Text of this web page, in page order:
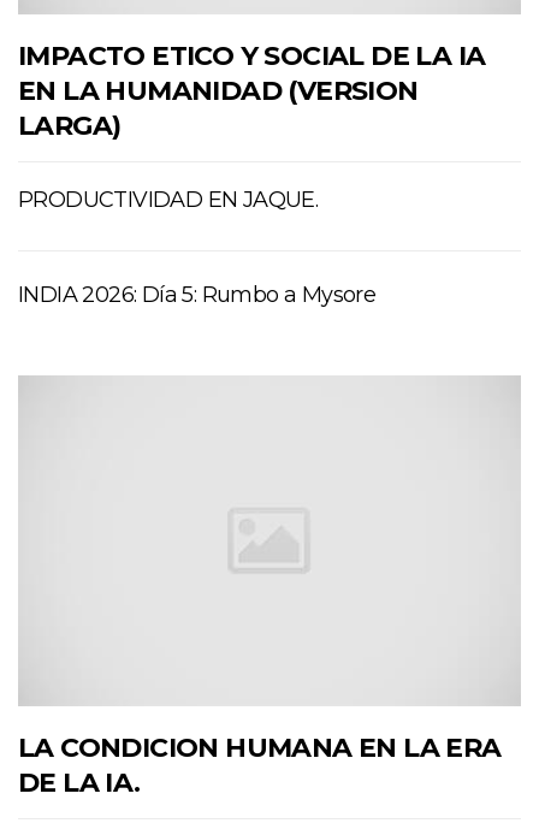
IMPACTO ETICO Y SOCIAL DE LA IA
EN LA HUMANIDAD (VERSION
LARGA)
PRODUCTIVIDAD EN JAQUE.
INDIA 2026: Día 5: Rumbo a Mysore
LA CONDICION HUMANA EN LA ERA
DE LA IA.